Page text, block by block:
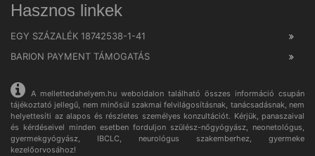
Hasznos linkek
EGY SZÁZALÉK 18742538-1-41
BARION PAYMENT TÁMOGATÁS
A mellettedahelyem.hu weboldalon található összes információ csupán
tájékoztató jellegű, nem minősül szakmai felvilágosításnak, tanácsadásnak, nem
helyettesíti az alapos és részletes személyes konzultációt. Kérjük, panaszaival
és kérdéseivel minden esetben forduljon szülész-nőgyógyász, neonetológus,
gyermekgyógyász, IBCLC, neurológus szakemberhez, gyermeke
kezelőorvosához!